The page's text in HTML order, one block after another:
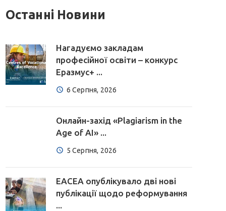
Останні Новини
Нагадуємо закладам
професійної освіти – конкурс
Еразмус+ ...
6 Серпня, 2026
Онлайн-захід «Plagiarism in the
Age of AI» ...
5 Серпня, 2026
EACEA опублікувало дві нові
публікації щодо реформування
...